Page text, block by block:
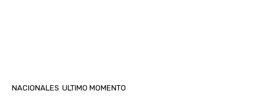
NACIONALES ULTIMO MOMENTO